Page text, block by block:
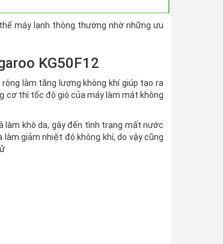
máy lạnh thông thường nhờ những ưu
KG50F12
làm tăng lượng không khí giúp tạo ra
cơ thì tốc độ gió của máy làm mát không
làm khô da, gây đến tình trạng mất nước
giảm nhiệt độ không khí, do vậy cũng